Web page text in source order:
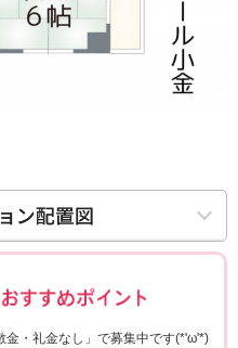
金・礼金なし」で募集中です(*'ω'*)